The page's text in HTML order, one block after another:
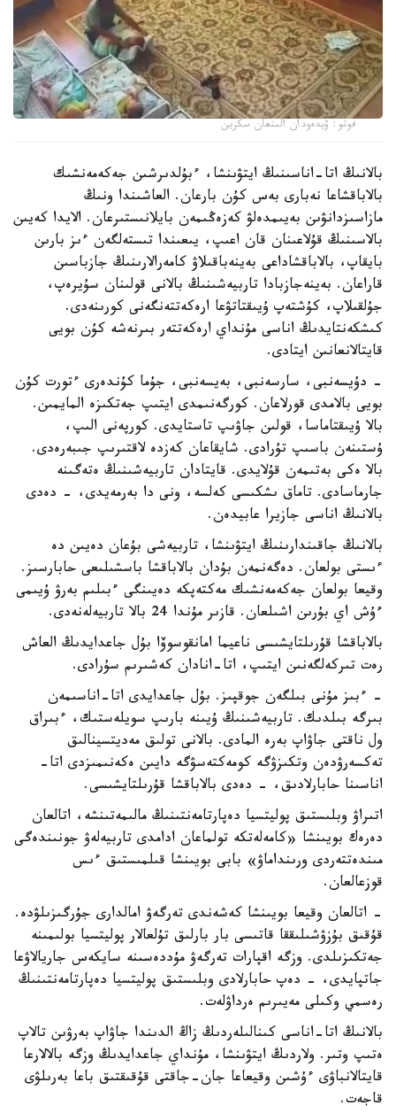
فوتو: ۆيدەودان الىنعان سكرين
بالانىڭ اتا-اناسىنىڭ ايتۋىنشا، ءبۇلدىرشىن جەكەمەنشىك
بالاباقشاعا نەبارى بەس كۇن بارعان. العاشىندا ونىڭ
مازاسىزدانۋىن بەيىمدەلۋ كەزەڭىمەن بايلانىستىرعان. الايدا كەيىن
بالاسىنىڭ قۇلاعىنان قان اعىپ، يىعىندا تىستەلگەن ءىز بارىن
بايقاپ، بالاباقشاداعى بەينەباقىلاۋ كامەرالارىنىڭ جازباسىن
قاراعان. بەينەجازبادا تاربيەشىنىڭ بالانى قولىنان سۇيرەپ،
جۇلقىلاپ، كۇشتەپ ۇيىقتاتۋعا ارەكەتتەنگەنى كورىنەدى.
كىشكەنتايدىڭ اناسى مۇنداي ارەكەتتەر بىرنەشە كۇن بويى
قايتالانعانىن ايتادى.
- دۇيسەنبى، سارسەنبى، بەيسەنبى، جۇما كۇندەرى ءتورت كۇن
بويى بالامدى قورلاعان. كورگەنىمدى ايتىپ جەتكىزە المايمىن.
بالا ۇيىقتاماسا، قولىن جاۋىپ تاستايدى. كورپەنى الىپ،
ۇستىنەن باسىپ تۇرادى. شايقاعان كەزدە لاقتىرىپ جىبەرەدى.
بالا ەكى بەتىمەن قۇلايدى. قايتادان تاربيەشىنىڭ ەتەگىنە
جارماسادى. تاماق ىشكىسى كەلسە، ونى دا بەرمەيدى، - دەدى
بالانىڭ اناسى جازيرا عابيدەن.
بالانىڭ جاقىندارىنىڭ ايتۋىنشا، تاربيەشى بۇعان دەيىن دە
ءىستى بولعان. دەگەنمەن بۇدان بالاباقشا باسشىلىعى حابارسىز.
وقيعا بولعان جەكەمەنشىك مەكتەپكە دەيىنگى ءبىلىم بەرۋ ۇيىمى
ءۇش اي بۇرىن اشىلعان. قازىر مۇندا 24 بالا تاربيەلەنەدى.
بالاباقشا قۇرىلتايشىسى ناعيما امانقوسوۆا بۇل جاعدايدىڭ العاش
رەت تىركەلگەنىن ايتىپ، اتا-انادان كەشىرىم سۇرادى.
- ءبىز مۇنى بىلگەن جوقپىز. بۇل جاعدايدى اتا-اناسىمەن
بىرگە بىلدىك. تاربيەشىنىڭ ۇيىنە بارىپ سويلەستىك، ءبىراق
ول ناقتى جاۋاپ بەرە المادى. بالانى تولىق مەديتسينالىق
تەكسەرۋدەن وتكىزۋگە كومەكتەسۋگە دايىن ەكەنىمىزدى اتا-
اناسىنا حابارلادىق، - دەدى بالاباقشا قۇرىلتايشىسى.
اتىراۋ وبلىستىق پوليتسيا دەپارتامەنتىنىڭ مالىمەتىنشە، اتالعان
دەرەك بويىنشا «كامەلەتكە تولماعان ادامدى تاربيەلەۋ جونىندەگى
مىندەتتەردى ورىنداماۋ» بابى بويىنشا قىلمىستىق ءىس
قوزعالعان.
- اتالعان وقيعا بويىنشا كەشەندى تەرگەۋ امالدارى جۇرگىزىلۋدە.
قۇقىق بۇزۋشىلىققا قاتىسى بار بارلىق تۇلعالار پوليتسيا بولىمىنە
جەتكىزىلدى. وزگە اقپارات تەرگەۋ مۇددەسىنە سايكەس جاريالاۋعا
جاتپايدى، - دەپ حابارلادى وبلىستىق پوليتسيا دەپارتامەنتىنىڭ
رەسمي وكىلى مەيىرىم ەرداۋلەت.
بالانىڭ اتا-اناسى كىنالىلەردىڭ زاڭ الدىندا جاۋاپ بەرۋىن تالاپ
ەتىپ وتىر. ولاردىڭ ايتۋىنشا، مۇنداي جاعدايدىڭ وزگە بالالارعا
قايتالانباۋى ءۇشىن وقيعاعا جان-جاقتى قۇقىقتىق باعا بەرىلۋى
قاجەت.